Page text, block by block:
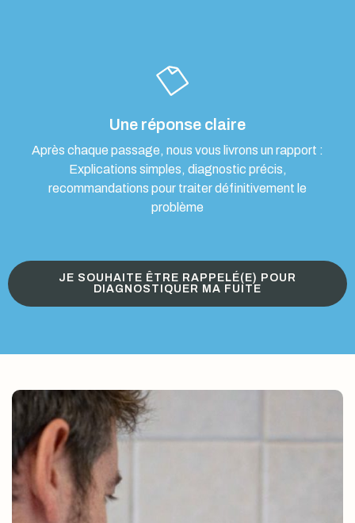
Une réponse claire
Après chaque passage, nous vous livrons un rapport :
Explications simples, diagnostic précis,
recommandations pour traiter définitivement le
problème
JE SOUHAITE ÊTRE RAPPELÉ(E) POUR
DIAGNOSTIQUER MA FUITE